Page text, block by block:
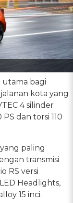
utama bagi
kota yang
4 silinder
dan torsi 110
paling
transmisi
RS versi
Headlights,
15 inci.